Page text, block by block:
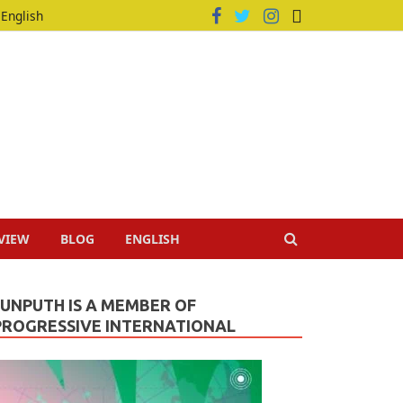
English
BLOG ENGLISH
IS A MEMBER OF
INTERNATIONAL